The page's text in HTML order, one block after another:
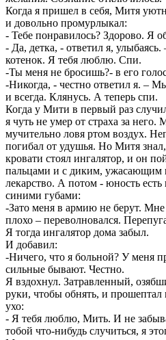
Когда я пришел в себя, Митя
и довольно промурлыкал:
- Тебе понравилось? Здорово. Я
- Да, детка, - ответил я,
котенок. Я тебя люблю. Спи.
-Ты меня не бросишь?- в его
-Никогда, - честно ответил я. –
и всегда. Клянусь. А теперь спи.
Когда у Мити в первый раз
я чуть не умер от страха за
мучительно ловя ртом воздух.
погибал от удушья. Но Митя
кровати стоял ингалятор, и он
пальцами и с диким, ужасающим
лекарство. А потом - юность
синими губами:
-Зато меня в армию не берут. Мне
плохо – переволновался.
Я тогда ингалятор дома забыл.
И добавил:
-Ничего, что я больной? У меня
сильные бывают. Честно.
Я вздохнул. Затравленный,
руки, чтобы обнять, и прошептал
ухо:
- Я тебя люблю, Мить. И не
тобой что-нибудь случиться, я